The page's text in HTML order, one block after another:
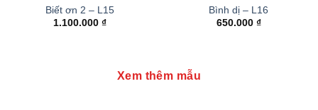
Biết ơn 2 – L15
1.100.000 ₫
Bình dị – L16
650.000 ₫
Xem thêm mẫu